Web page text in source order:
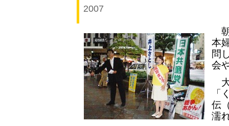
2007
朝
本
問
会
大
「
伝
濡